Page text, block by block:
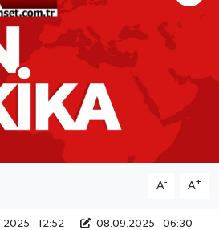
A- A+
- 12:52
08.09.2025 - 06:30